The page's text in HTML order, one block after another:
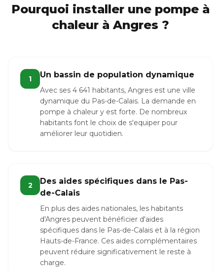
Pourquoi installer une pompe à
chaleur à Angres ?
1 Un bassin de population dynamique
Avec ses 4 641 habitants, Angres est une ville
dynamique du Pas-de-Calais. La demande en
pompe à chaleur y est forte. De nombreux
habitants font le choix de s'equiper pour
améliorer leur quotidien.
2
Des aides spécifiques dans le Pas-
de-Calais
En plus des aides nationales, les habitants
d'Angres peuvent bénéficier d'aides
spécifiques dans le Pas-de-Calais et à la région
Hauts-de-France. Ces aides complémentaires
peuvent réduire significativement le reste à
charge.